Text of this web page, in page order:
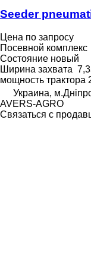
Seeder
Цена по запросу
Посевной комплекс
Состояние новый
Ширина захвата
мощность трактора
Украина,
AVERS-AGRO
Связаться с